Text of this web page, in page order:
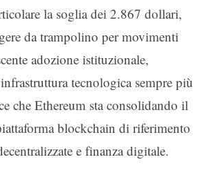
la soglia dei 2.867 dollari,
da trampolino per movimenti
adozione istituzionale,
tecnologica sempre più
che Ethereum sta consolidando il
blockchain di riferimento
e finanza digitale.